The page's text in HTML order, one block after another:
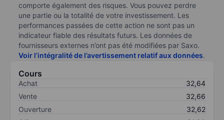
comporte également des risques. Vous pouvez perdre
une partie ou la totalité de votre investissement. Les
performances passées de cette action ne sont pas un
indicateur fiable des résultats futurs. Les données de
fournisseurs externes n’ont pas été modifiées par Saxo.
Voir l’intégralité de l’avertissement relatif aux données.
Cours
Achat
32,64
Vente
32,66
Ouverture
32,62